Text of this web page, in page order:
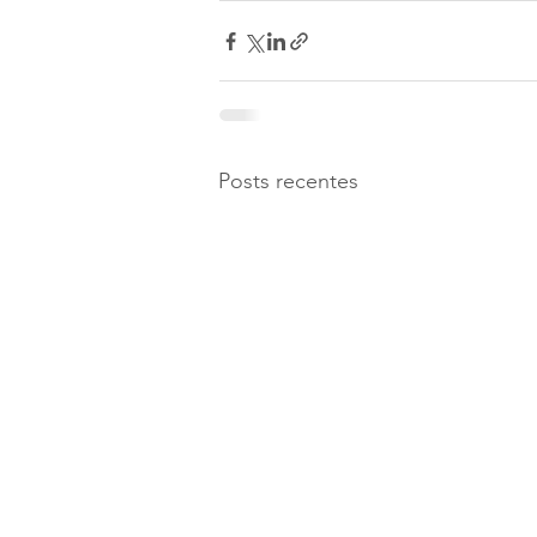
Posts recentes